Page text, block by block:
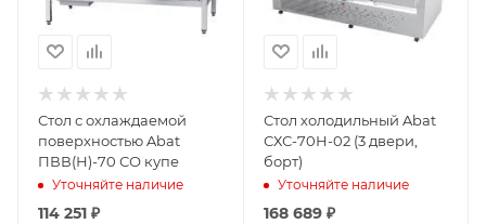
Стол с охлаждаемой
поверхностью Abat
ПВВ(Н)-70 СО купе
Уточняйте наличие
114 251 ₽
Стол холодильный Abat
СХС-70Н-02 (3 двери,
борт)
Уточняйте наличие
168 689₽